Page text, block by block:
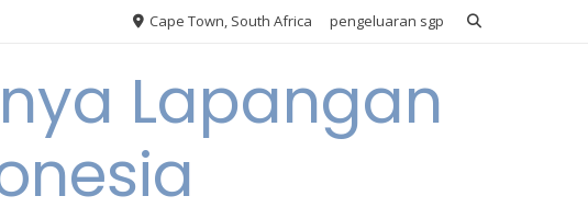
Cape Town, South Africa pengeluaran sgp
Lapangan